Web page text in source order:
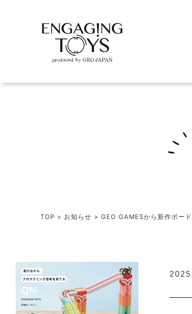
TOP > お知らせ > GEO GAMESから新作ボー